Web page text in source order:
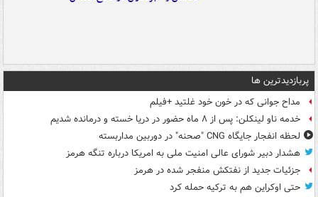
پربازدیدترین ها
مداح جوانی که در خون خود غلتید +فیلم
خدمه ناو لینکلن: پس از ۸ ماه حضور در دریا خسته و درمانده‌ شدیم
لحظه انفجار جایگاه CNG "صحنه" در دوربین مداربسته
هشدار دبیر شورای عالی امنیت ملی به امریکا درباره تنگه هرمز
جزئیات جدید از نفتکش منفجر شده در هرمز
حتی اوکراین هم به ترکیه حمله کرد